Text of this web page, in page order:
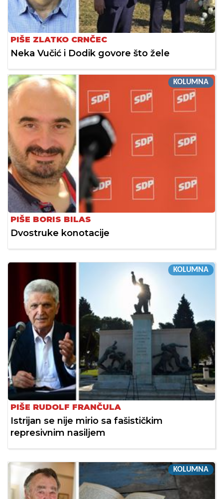
PIŠE ZLATKO CRNČEC
Neka Vučić i Dodik govore što žele
KOLUMNA
PIŠE BORIS BILAS
Dvostruke konotacije
KOLUMNA
PIŠE RUDOLF FRANČULA
Istrijan se nije mirio sa fašističkim
represivnim nasiljem
KOLUMNA